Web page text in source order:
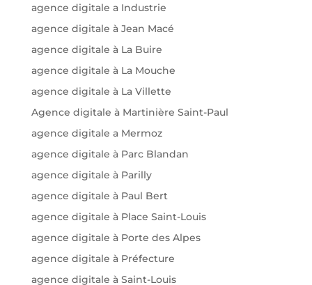
agence digitale a Industrie
agence digitale à Jean Macé
agence digitale à La Buire
agence digitale à La Mouche
agence digitale à La Villette
Agence digitale à Martinière Saint-Paul
agence digitale a Mermoz
agence digitale à Parc Blandan
agence digitale à Parilly
agence digitale à Paul Bert
agence digitale à Place Saint-Louis
agence digitale à Porte des Alpes
agence digitale à Préfecture
agence digitale à Saint-Louis